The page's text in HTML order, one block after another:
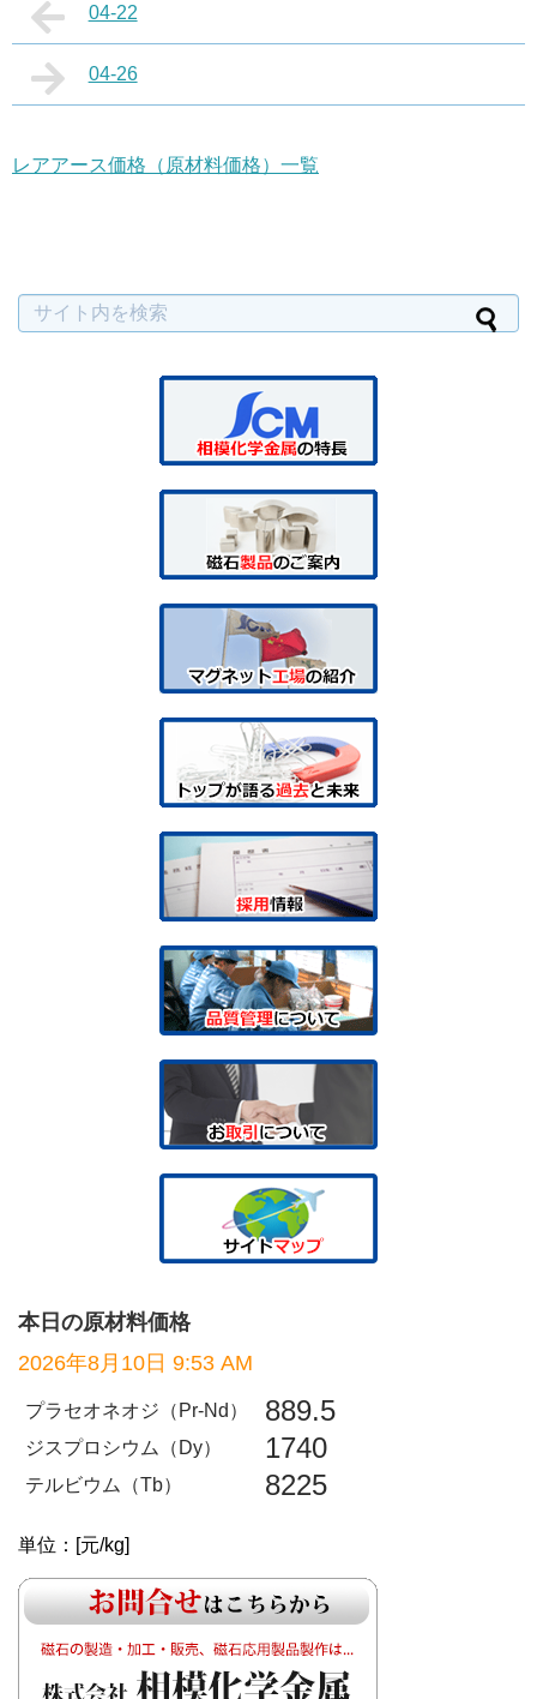
04-22
04-26
レアアース価格（原材料価格）一覧
本日の原材料価格
2026年8月10日 9:53 AM
プラセオネオジ（Pr-Nd） 889.5
ジスプロシウム（Dy） 1740
テルビウム（Tb） 8225
単位：[元/kg]